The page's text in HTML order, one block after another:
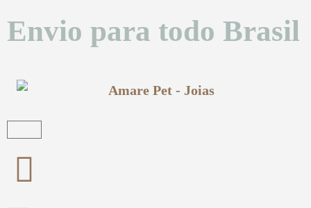
Envio para todo Brasil